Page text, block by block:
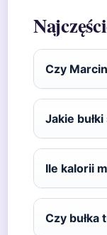
Czy
Jakie
Ile kalorii
Czy bułka